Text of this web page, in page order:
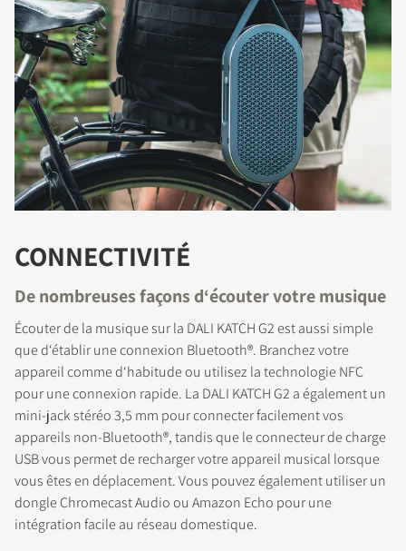
CONNECTIVITÉ
De nombreuses façons d‘écouter votre musique
Écouter de la musique sur la DALI KATCH G2 est aussi simple
que d‘établir une connexion Bluetooth®. Branchez votre
appareil comme d‘habitude ou utilisez la technologie NFC
pour une connexion rapide. La DALI KATCH G2 a également un
mini-jack stéréo 3,5 mm pour connecter facilement vos
appareils non-Bluetooth®, tandis que le connecteur de charge
USB vous permet de recharger votre appareil musical lorsque
vous êtes en déplacement. Vous pouvez également utiliser un
dongle Chromecast Audio ou Amazon Echo pour une
intégration facile au réseau domestique.